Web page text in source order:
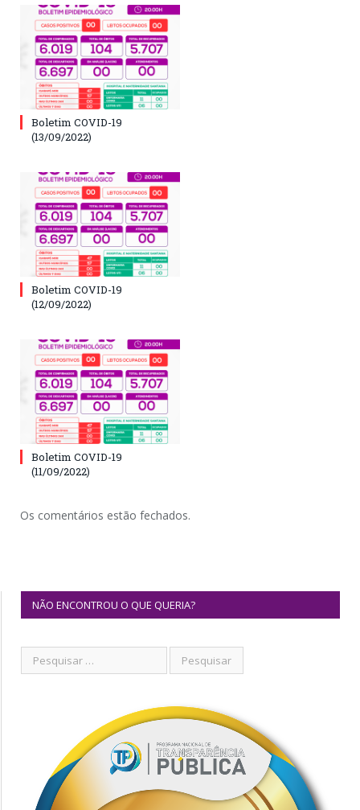
Boletim COVID-19
(13/09/2022)
Boletim COVID-19
(12/09/2022)
Boletim COVID-19
(11/09/2022)
Os comentários estão fechados.
NÃO ENCONTROU O QUE QUERIA?